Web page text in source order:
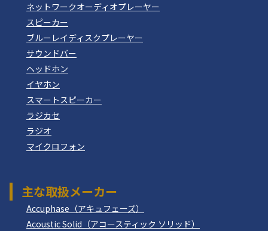
ネットワークオーディオプレーヤー
スピーカー
ブルーレイディスクプレーヤー
サウンドバー
ヘッドホン
イヤホン
スマートスピーカー
ラジカセ
ラジオ
マイクロフォン
主な取扱メーカー
Accuphase（アキュフェーズ）
Acoustic Solid（アコースティック ソリッド）